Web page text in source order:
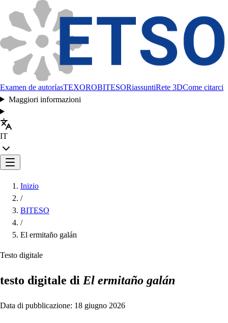
Examen de autoríasTEXOROBITESORiassuntiRete 3DCome citarci
Maggiori informazioni
IT
Inizio
/
BITESO
/
El ermitaño galán
Testo digitale
testo digitale di El ermitaño galán
Data di pubblicazione: 18 giugno 2026